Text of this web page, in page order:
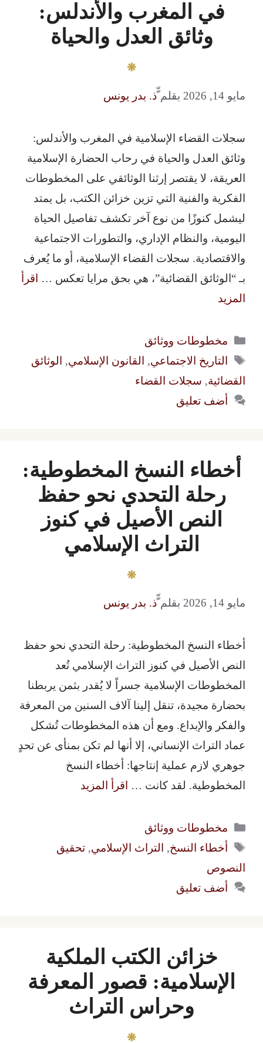
في المغرب والأندلس:
وثائق العدل والحياة
مايو 14, 2026 بقلمّّذ. بدر يونس
سجلات القضاء الإسلامية في المغرب والأندلس:
وثائق العدل والحياة في رحاب الحضارة الإسلامية
العريقة، لا يقتصر إرثنا الوثائقي على المخطوطات
الفكرية والفنية التي تزين خزائن الكتب، بل يمتد
ليشمل كنوزًا من نوع آخر تكشف تفاصيل الحياة
اليومية، والنظام الإداري، والتطورات الاجتماعية
والاقتصادية. سجلات القضاء الإسلامية، أو ما يُعرف
بـ “الوثائق القضائية”، هي بحق مرايا تعكس … اقرأ
المزيد
التصنيفات
مخطوطات ووثائق
الوسوم
التاريخ الاجتماعي, القانون الإسلامي, الوثائق
القضائية, سجلات القضاء
أضف تعليق
أخطاء النسخ المخطوطية:
رحلة التحدي نحو حفظ
النص الأصيل في كنوز
التراث الإسلامي
مايو 14, 2026 بقلمّّذ. بدر يونس
أخطاء النسخ المخطوطية: رحلة التحدي نحو حفظ
النص الأصيل في كنوز التراث الإسلامي تُعد
المخطوطات الإسلامية جسراً لا يُقدر بثمن يربطنا
بحضارة مجيدة، تنقل إلينا آلاف السنين من المعرفة
والفكر والإبداع. ومع أن هذه المخطوطات تُشكل
عماد التراث الإنساني، إلا أنها لم تكن بمنأى عن تحدٍ
جوهري لازم عملية إنتاجها: أخطاء النسخ
المخطوطية. لقد كانت …
اقرأ المزيد
التصنيفات
مخطوطات ووثائق
الوسوم
أخطاء النسخ, التراث الإسلامي,تحقيق
النصوص
أضف تعليق
خزائن الكتب الملكية
الإسلامية: قصور المعرفة
وحراس التراث